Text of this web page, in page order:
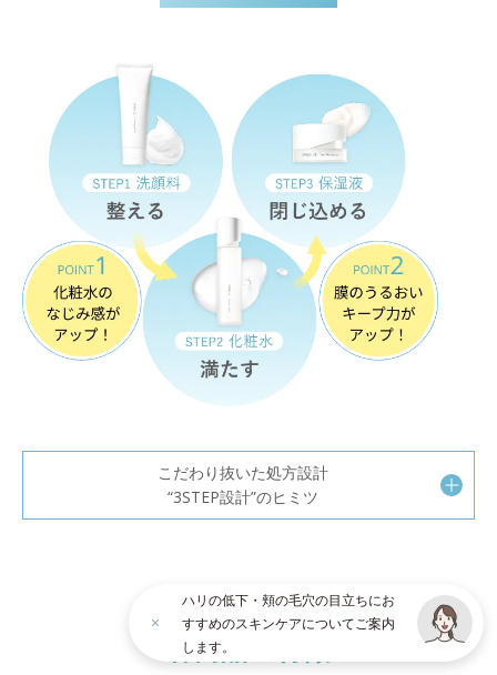
こだわり抜いた処方設計
“3STEP設計”のヒミツ
オルビスユー シリーズ
各商品の特徴
ハリの低下・頬の毛穴の目立ちにお
すすめのスキンケアについてご案内
します。